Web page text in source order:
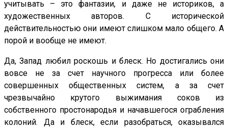
учитывать – это фантазии, и даже не историков, а
художественных авторов. С исторической
действительностью они имеют слишком мало общего. А
порой и вообще не имеют.
Да, Запад любил роскошь и блеск. Но достигались они
вовсе не за счет научного прогресса или более
совершенных общественных систем, а за счет
чрезвычайно крутого выжимания соков из
собственного простонародья и начавшегося ограбления
колоний. Да и блеск, если разобраться, оказывался